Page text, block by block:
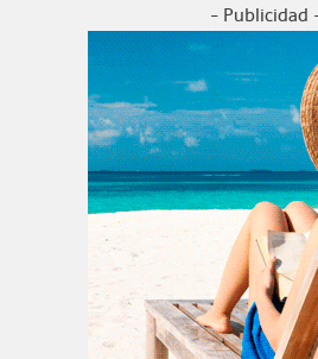
- Publicidad